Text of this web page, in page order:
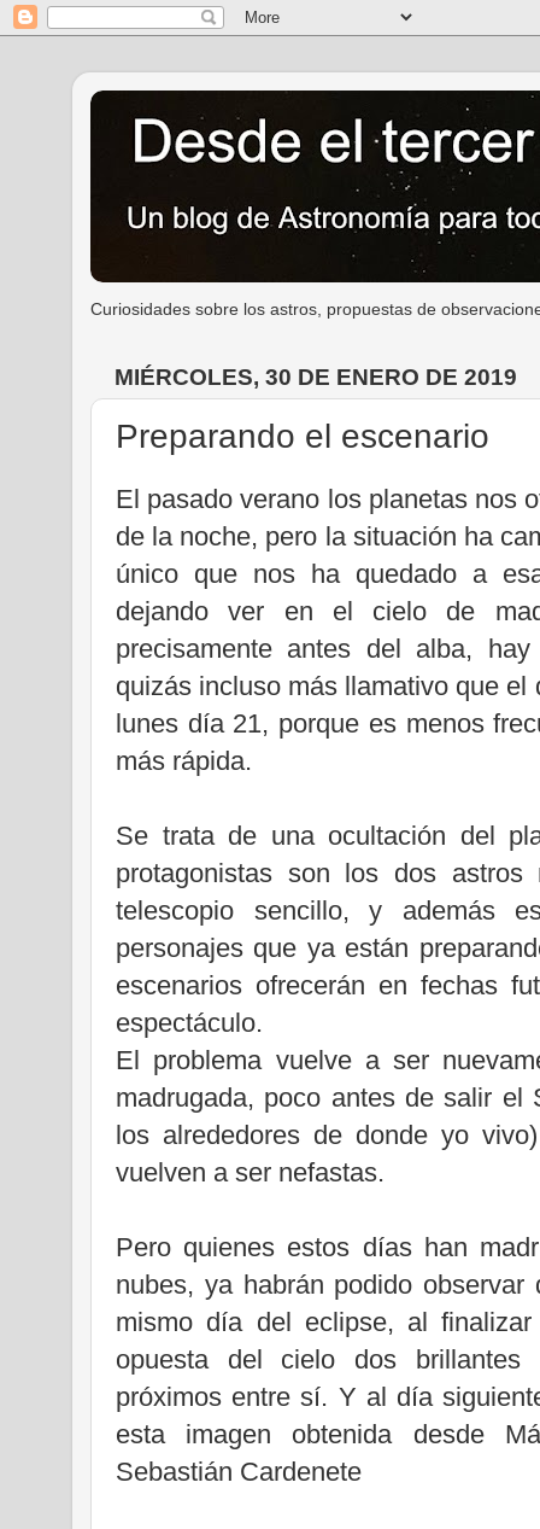
Curiosidades sobre los astros, propuestas de
MIÉRCOLES, 30 DE ENERO DE 2019
Preparando el escenario
El pasado verano los planetas nos
de la noche, pero la situación ha
único que nos ha quedado a
dejando ver en el cielo de
precisamente antes del alba,
quizás incluso más llamativo que
lunes día 21, porque es menos
más rápida.
Se trata de una ocultación del
protagonistas son los dos
telescopio sencillo, y además
personajes que ya están
escenarios ofrecerán en fechas
espectáculo.
El problema vuelve a ser
madrugada, poco antes de salir
los alrededores de donde yo
vuelven a ser nefastas.
Pero quienes estos días han
nubes, ya habrán podido
mismo día del eclipse, al
opuesta del cielo dos
próximos entre sí. Y al día
esta imagen obtenida desde
Sebastián Cardenete